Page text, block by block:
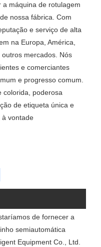
máquina de rotulagem
nossa fábrica. Com
e serviço de alta
na Europa, América,
mercados. Nós
e comerciantes
e progresso comum.
colorida, poderosa
de etiqueta única e
à vontade
de fornecer a
semiautomática
Equipment Co., Ltd.